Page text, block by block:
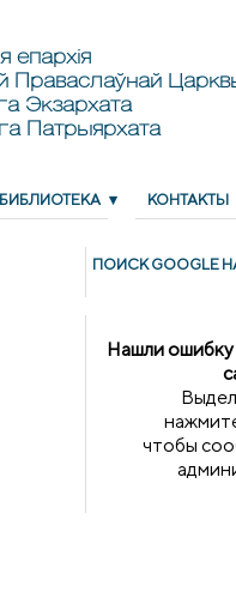
епархія
Праваслаўнай
Экзархата
Патрыярхата
БИБЛИОТЕКА КОНТАКТЫ
ПОИСК GOОGLE
Нашли ошибку
чтобы